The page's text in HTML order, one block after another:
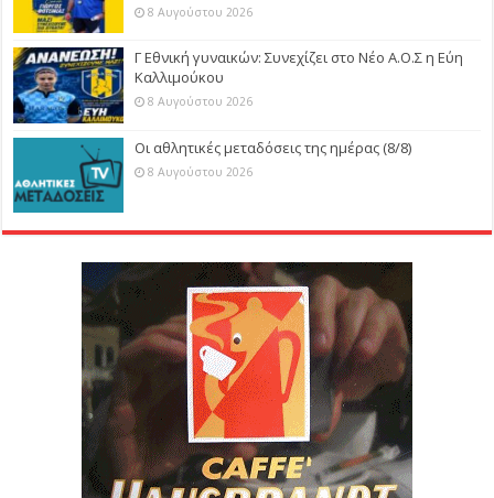
8 Αυγούστου 2026
Γ Εθνική γυναικών: Συνεχίζει στο Νέο Α.Ο.Σ η Εύη
Καλλιμούκου
8 Αυγούστου 2026
Οι αθλητικές μεταδόσεις της ημέρας (8/8)
8 Αυγούστου 2026